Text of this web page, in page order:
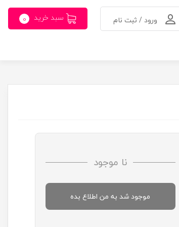
ورود / ثبت نام سبد خرید 0
نا موجود